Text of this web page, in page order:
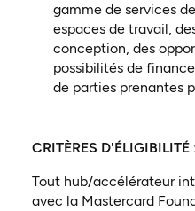
gamme de services
espaces de travail,
conception, des
possibilités de
de parties prenantes
CRITÈRES D'ÉLIGIBILITÉ
Tout hub/accélérateur
avec la Mastercard